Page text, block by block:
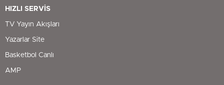
HIZLI SERVİS
TV Yayın Akışları
Yazarlar Site
Basketbol Canlı
AMP